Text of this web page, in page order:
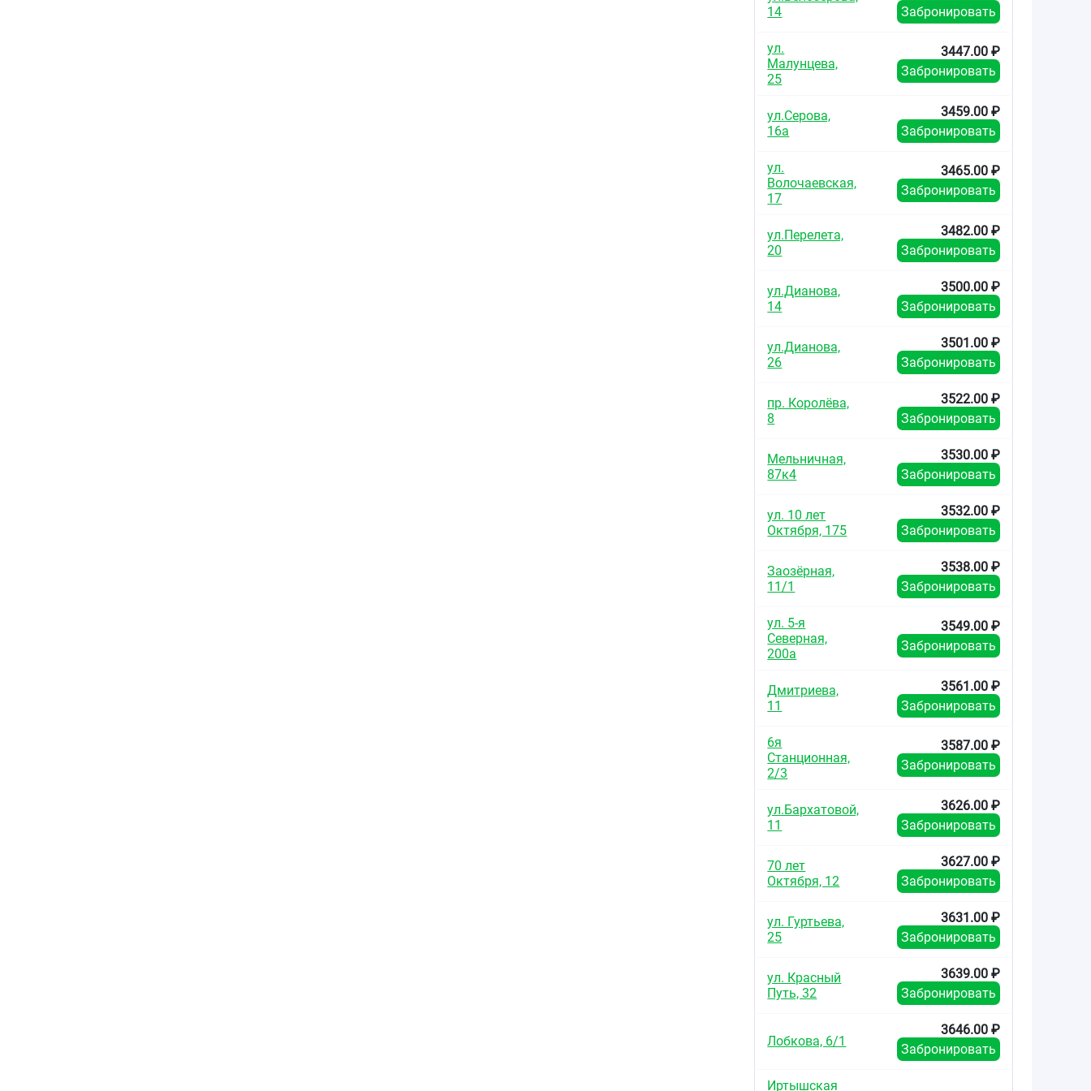
14
Забронировать
ул.
Малунцева,
25
3447.00 ₽
Забронировать
ул.Серова,
16а
3459.00 ₽
Забронировать
ул.
Волочаевская,
17
3465.00 ₽
Забронировать
ул.Перелета,
20
3482.00 ₽
Забронировать
ул.Дианова,
14
3500.00 ₽
Забронировать
ул.Дианова,
26
3501.00 ₽
Забронировать
пр. Королёва,
8
3522.00 ₽
Забронировать
Мельничная,
87к4
3530.00 ₽
Забронировать
ул. 10 лет
Октября, 175
3532.00 ₽
Забронировать
Заозёрная,
11/1
3538.00 ₽
Забронировать
ул. 5-я
Северная,
200а
3549.00 ₽
Забронировать
Дмитриева,
11
3561.00 ₽
Забронировать
6я
Станционная,
2/3
3587.00 ₽
Забронировать
ул.Бархатовой,
11
3626.00 ₽
Забронировать
70 лет
Октября, 12
3627.00 ₽
Забронировать
ул. Гуртьева,
25
3631.00 ₽
Забронировать
ул. Красный
Путь, 32
3639.00 ₽
Забронировать
Лобкова, 6/1
3646.00 ₽
Забронировать
Иртышская